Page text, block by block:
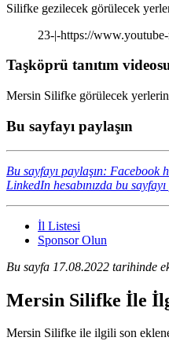
Silifke gezilecek görülecek
23-|-https://
Taşköprü tanıtım
Mersin Silifke görülecek
Bu sayfayı paylaşın
Bu sayfayı paylaşın: Facebook
LinkedIn hesabınızda bu sayfayı
İl Listesi
Sponsor Olun
Bu sayfa 17.08.2022 tarihinde
Mersin Silifke İle
Mersin Silifke ile ilgili son